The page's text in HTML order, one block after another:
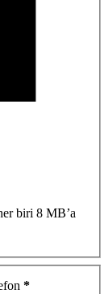
biri 8 MB’a
*